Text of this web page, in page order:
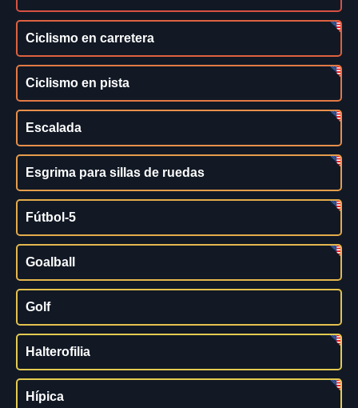
Ciclismo en carretera
Ciclismo en pista
Escalada
Esgrima para sillas de ruedas
Fútbol-5
Goalball
Golf
Halterofilia
Hípica